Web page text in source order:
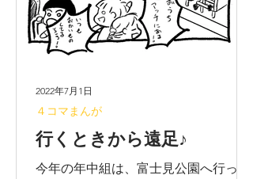
行くときから遠足♪
今年の年中組は、富士見公園へ行って
４コマまんが
2022年7月1日